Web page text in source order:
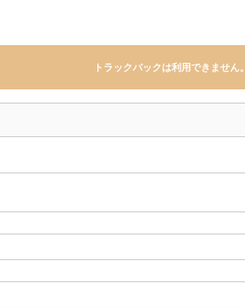
トラックバックは利用できません。